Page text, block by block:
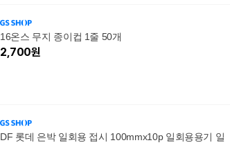
16온스 무지 종이컵 1줄 50개
2,700원
DF 롯데 은박 일회용 접시 100mmx10p 일회용용기 일